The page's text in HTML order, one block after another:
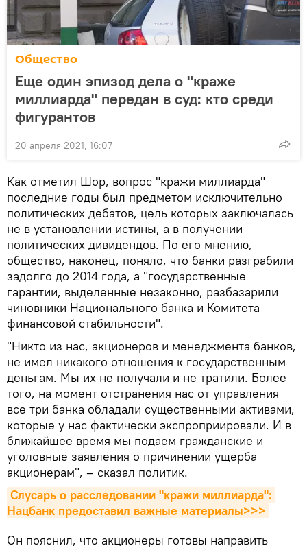
Общество
Еще один эпизод дела о "краже
миллиарда" передан в суд: кто среди
фигурантов
20 апреля 2021, 16:07
Как отметил Шор, вопрос "кражи миллиарда"
последние годы был предметом исключительно
политических дебатов, цель которых заключалась
не в установлении истины, а в получении
политических дивидендов. По его мнению,
общество, наконец, поняло, что банки разграбили
задолго до 2014 года, а "государственные
гарантии, выделенные незаконно, разбазарили
чиновники Национального банка и Комитета
финансовой стабильности".
"Никто из нас, акционеров и менеджмента банков,
не имел никакого отношения к государственным
деньгам. Мы их не получали и не тратили. Более
того, на момент отстранения нас от управления
все три банка обладали существенными активами,
которые у нас фактически экспроприировали. И в
ближайшее время мы подаем гражданские и
уголовные заявления о причинении ущерба
акционерам", – сказал политик.
Слусарь о расследовании "кражи миллиарда":
Нацбанк предоставил важные материалы>>>
Он пояснил, что акционеры готовы направить